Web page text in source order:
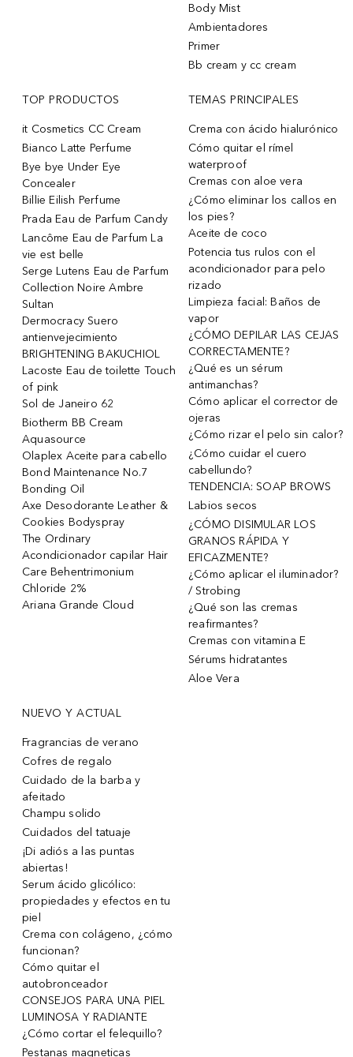
Body Mist
Ambientadores
Primer
Bb cream y cc cream
TOP PRODUCTOS
it Cosmetics CC Cream
Bianco Latte Perfume
Bye bye Under Eye
Concealer
Billie Eilish Perfume
Prada Eau de Parfum Candy
Lancôme Eau de Parfum La
vie est belle
Serge Lutens Eau de Parfum
Collection Noire Ambre
Sultan
Dermocracy Suero
antienvejecimiento
BRIGHTENING BAKUCHIOL
Lacoste Eau de toilette Touch
of pink
Sol de Janeiro 62
Biotherm BB Cream
Aquasource
Olaplex Aceite para cabello
Bond Maintenance No.7
Bonding Oil
Axe Desodorante Leather &
Cookies Bodyspray
The Ordinary
Acondicionador capilar Hair
Care Behentrimonium
Chloride 2%
Ariana Grande Cloud
TEMAS PRINCIPALES
Crema con ácido hialurónico
Cómo quitar el rímel
waterproof
Cremas con aloe vera
¿Cómo eliminar los callos en
los pies?
Aceite de coco
Potencia tus rulos con el
acondicionador para pelo
rizado
Limpieza facial: Baños de
vapor
¿CÓMO DEPILAR LAS CEJAS
CORRECTAMENTE?
¿Qué es un sérum
antimanchas?
Cómo aplicar el corrector de
ojeras
¿Cómo rizar el pelo sin calor?
¿Cómo cuidar el cuero
cabellundo?
TENDENCIA: SOAP BROWS
Labios secos
¿CÓMO DISIMULAR LOS
GRANOS RÁPIDA Y
EFICAZMENTE?
¿Cómo aplicar el iluminador?
/ Strobing
¿Qué son las cremas
reafirmantes?
Cremas con vitamina E
Sérums hidratantes
Aloe Vera
NUEVO Y ACTUAL
Fragrancias de verano
Cofres de regalo
Cuidado de la barba y
afeitado
Champu solido
Cuidados del tatuaje
¡Di adiós a las puntas
abiertas!
Serum ácido glicólico:
propiedades y efectos en tu
piel
Crema con colágeno, ¿cómo
funcionan?
Cómo quitar el
autobronceador
CONSEJOS PARA UNA PIEL
LUMINOSA Y RADIANTE
¿Cómo cortar el felequillo?
Pestanas magneticas